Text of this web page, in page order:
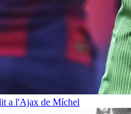
a l'Ajax de Míchel